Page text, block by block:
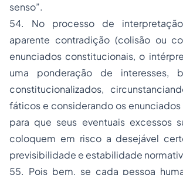
senso”.
54. No processo de
aparente contradição (colisão ou
enunciados constitucionais, o
uma ponderação de interesses,
constitucionalizados,
fáticos e considerando os
para que seus eventuais excessos
coloquem em risco a desejável
previsibilidade e estabilidade
55. Pois bem, se cada pessoa